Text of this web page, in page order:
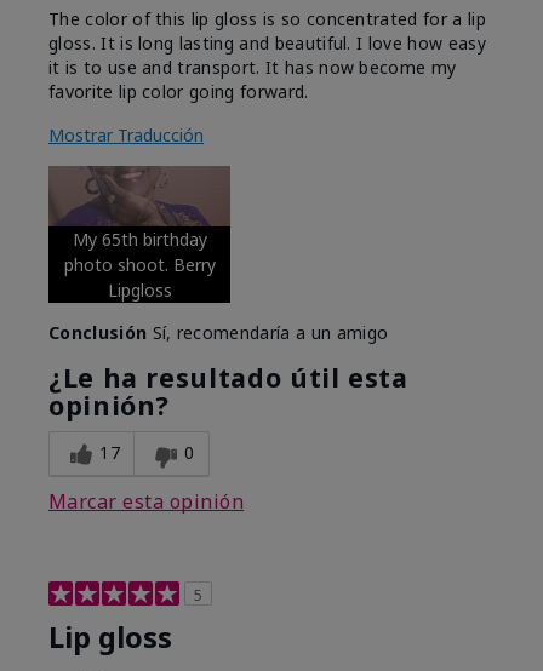
The color of this lip gloss is so concentrated for a lip
gloss. It is long lasting and beautiful. I love how easy
it is to use and transport. It has now become my
favorite lip color going forward.
Mostrar Traducción
My 65th birthday
photo shoot. Berry
Lipgloss
Conclusión Sí, recomendaría a un amigo
¿Le ha resultado útil esta
opinión?
17 0
Marcar esta opinión
5
Lip gloss